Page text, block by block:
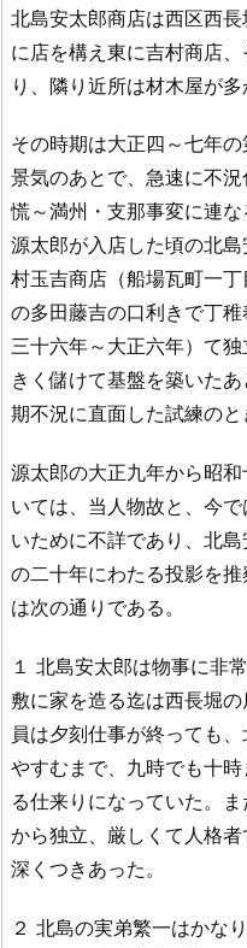
北島安太郎商店は西区西長
に店を構え東に吉村商店
り、隣り近所は材木屋が多
その時期は大正四～七年
景気のあとで、急速に不
慌～満州・支那事変に連な
源太郎が入店した頃の北
村玉吉商店（船場瓦町一
の多田藤吉の口利きで丁
三十六年～大正六年）て
きく儲けて基盤を築いた
期不況に直面した試練のと
源太郎の大正九年から昭
いては、当人物故と、今
いために不詳であり、北
の二十年にわたる投影を
は次の通りである。
１ 北島安太郎は物事に非
敷に家を造る迄は西長堀
員は夕刻仕事が終っても
やすむまで、九時でも十
る仕来りになっていた。
から独立、厳しくて人格者
深くつきあった。
２ 北島の実弟繁一はかな